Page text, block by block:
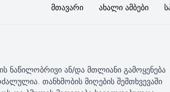
Მთავარი Ახალი Ამბები
ნაწილობრივი ან/და მთლიანი გამოყენება
თანხმობის მიღების შემთხვევაში